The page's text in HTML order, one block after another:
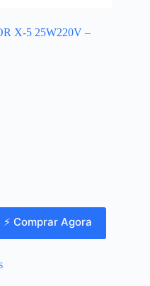
X-5 25W220V –
⚡ Comprar Agora